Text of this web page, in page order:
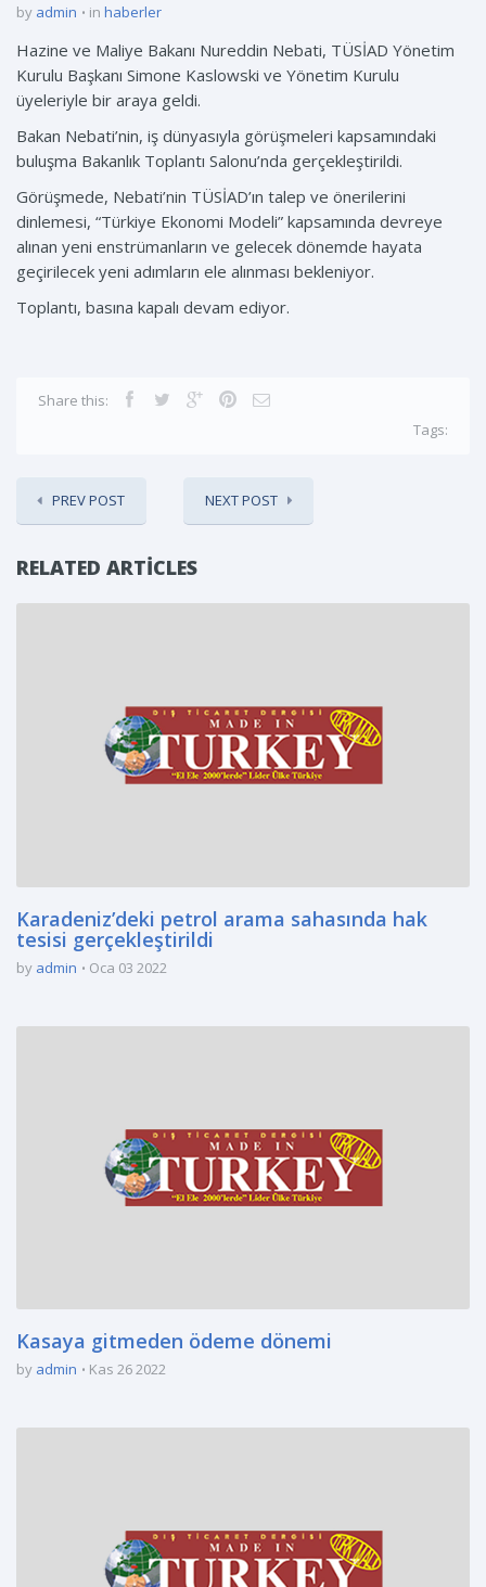
by admin in haberler
Hazine ve Maliye Bakanı Nureddin Nebati, TÜSİAD Yönetim
Kurulu Başkanı Simone Kaslowski ve Yönetim Kurulu
üyeleriyle bir araya geldi.
Bakan Nebati’nin, iş dünyasıyla görüşmeleri kapsamındaki
buluşma Bakanlık Toplantı Salonu’nda gerçekleştirildi.
Görüşmede, Nebati’nin TÜSİAD’ın talep ve önerilerini
dinlemesi, “Türkiye Ekonomi Modeli” kapsamında devreye
alınan yeni enstrümanların ve gelecek dönemde hayata
geçirilecek yeni adımların ele alınması bekleniyor.
Toplantı, basına kapalı devam ediyor.
Share this:
Tags:
PREV POST NEXT POST
RELATED ARTICLES
Karadeniz’deki petrol arama sahasında hak
tesisi gerçekleştirildi
by admin Oca 03 2022
Kasaya gitmeden ödeme dönemi
by admin Kas 26 2022